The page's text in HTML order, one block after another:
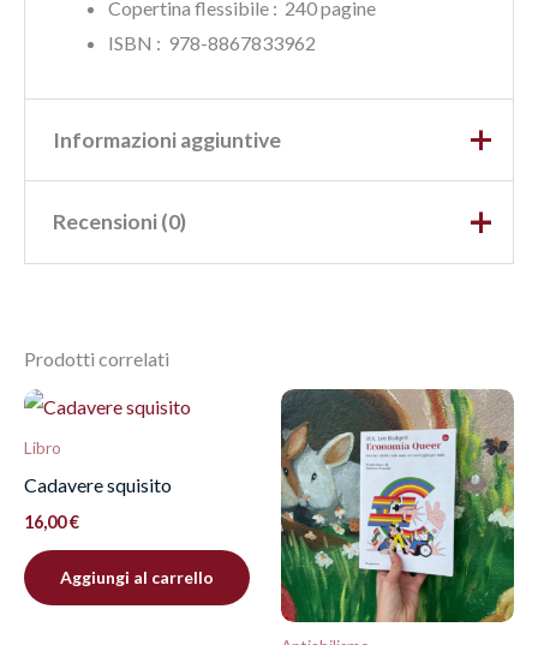
Copertina flessibile : ‎ 240 pagine
ISBN‏ : ‎ 978-8867833962
Informazioni aggiuntive
Peso
Recensioni (0)
Recensisci per primo
“Perdita e meraviglia alla
fine del mondo”
effettuare l’accessoper pubblicare una
recensione.
Prodotti correlati
Libro
Cadavere squisito
16,00€
Aggiungi al carrello